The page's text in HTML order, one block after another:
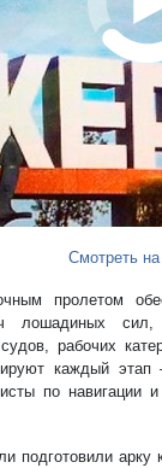
Смотреть
пролетом
сил,
рабочих
каждый
по навигации
подготовили